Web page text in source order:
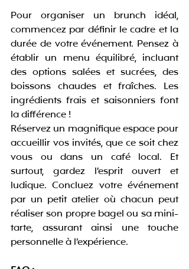
Pour organiser un brunch idéal,
commencez par définir le cadre et la
durée de votre événement. Pensez à
établir un menu équilibré, incluant
des options salées et sucrées, des
boissons chaudes et fraîches. Les
ingrédients frais et saisonniers font
la différence !
Réservez un magnifique espace pour
accueillir vos invités, que ce soit chez
vous ou dans un café local. Et
surtout, gardez l’esprit ouvert et
ludique. Concluez votre événement
par un petit atelier où chacun peut
réaliser son propre bagel ou sa mini-
tarte, assurant ainsi une touche
personnelle à l’expérience.